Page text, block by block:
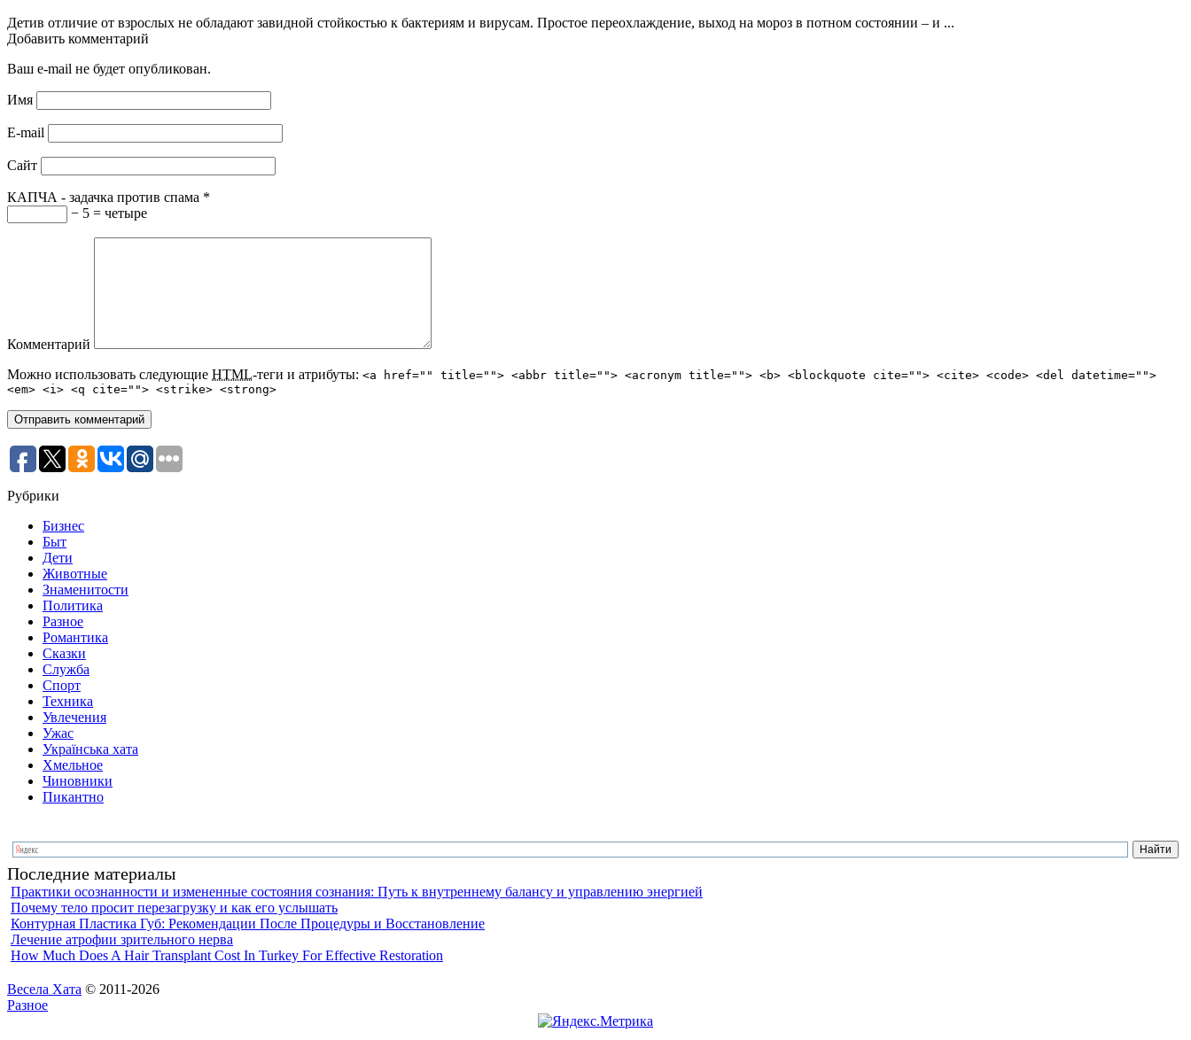
Детив отличие от взрослых не обладают завидной стойкостью к бактериям и вирусам. Простое переохлаждение, выход на мороз в потном состоянии – и ...
Добавить комментарий
Ваш e-mail не будет опубликован.
Имя
E-mail
Сайт
КАПЧА - задачка против спама *
− 5 = четыре
Комментарий
Можно использовать следующие HTML-теги и атрибуты: <a href="" title=""> <abbr title=""> <acronym title=""> <b> <blockquote cite=""> <cite> <code> <del datetime="">
<em> <i> <q cite=""> <strike> <strong>
Рубрики
Бизнес
Быт
Дети
Животные
Знаменитости
Политика
Разное
Романтика
Сказки
Служба
Спорт
Техника
Увлечения
Ужас
Українська хата
Хмельное
Чиновники
Пикантно
Последние материалы
Практики осознанности и измененные состояния сознания: Путь к внутреннему балансу и управлению энергией
Почему тело просит перезагрузку и как его услышать
Контурная Пластика Губ: Рекомендации После Процедуры и Восстановление
Лечение атрофии зрительного нерва
How Much Does A Hair Transplant Cost In Turkey For Effective Restoration
Весела Хата © 2011-2026
Разное